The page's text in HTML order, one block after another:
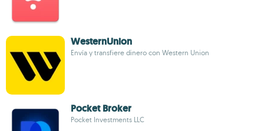
WesternUnion
Envía y transfiere dinero con Western Union
Pocket Broker
Pocket Investments LLC